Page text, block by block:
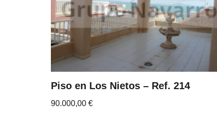
Piso en Los Nietos – Ref. 214
90.000,00 €